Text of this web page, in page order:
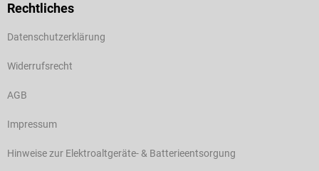
Rechtliches
Datenschutzerklärung
Widerrufsrecht
AGB
Impressum
Hinweise zur Elektroaltgeräte- & Batterieentsorgung